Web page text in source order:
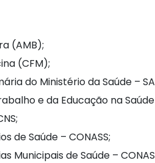
(AMB);
(CFM);
do Ministério da Saúde –
e da Educação na Saúde
de Saúde – CONASS;
Municipais de Saúde –